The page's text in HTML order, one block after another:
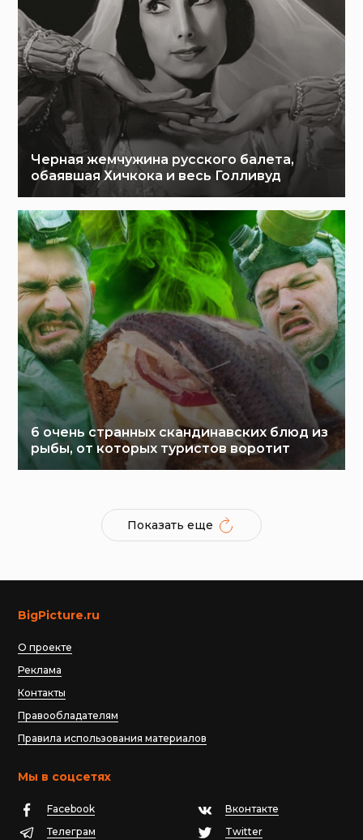
Черная жемчужина русского балета,
обаявшая Хичкока и весь Голливуд
6 очень странных скандинавских блюд из
рыбы, от которых туристов воротит
Показать еще
BigPicture.ru
О проекте
Реклама
Контакты
Правообладателям
Правила использования материалов
Мы в соцсетях
Facebook
Вконтакте
Телеграм
Twitter